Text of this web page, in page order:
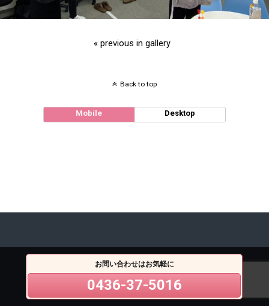
« previous in gallery
Back to top
Mobile Desktop
お問い合わせはお気軽に
0436-37-5016